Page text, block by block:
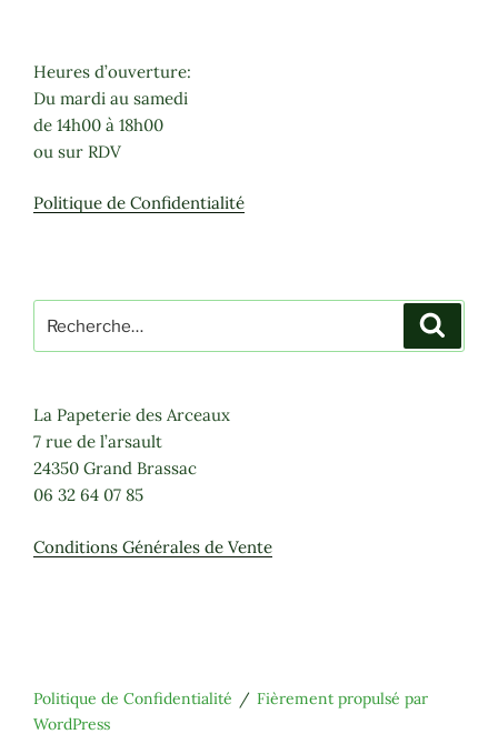
Heures d’ouverture:
Du mardi au samedi
de 14h00 à 18h00
ou sur RDV
Politique de Confidentialité
pour
La Papeterie des Arceaux
7 rue de l’arsault
24350 Grand Brassac
06 32 64 07 85
Conditions Générales de Vente
Politique de Confidentialité
Fièrement propulsé par
WordPress